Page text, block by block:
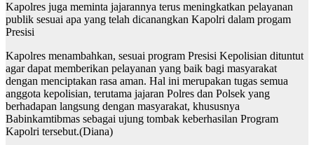
Kapolres juga meminta jajarannya terus meningkatkan pelayanan
publik sesuai apa yang telah dicanangkan Kapolri dalam progam
Presisi
Kapolres menambahkan, sesuai program Presisi Kepolisian dituntut
agar dapat memberikan pelayanan yang baik bagi masyarakat
dengan menciptakan rasa aman. Hal ini merupakan tugas semua
anggota kepolisian, terutama jajaran Polres dan Polsek yang
berhadapan langsung dengan masyarakat, khususnya
Babinkamtibmas sebagai ujung tombak keberhasilan Program
Kapolri tersebut.(Diana)